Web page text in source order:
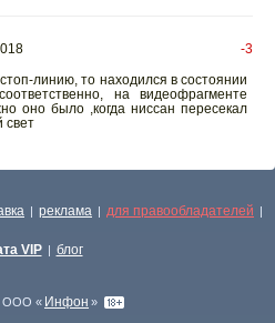
-3
линию, то находился в состоянии
на видеофрагменте
оно было ,когда ниссан пересекал
свет
| реклама | для правообладателей |
VIP | блог
ООО « Инфон »